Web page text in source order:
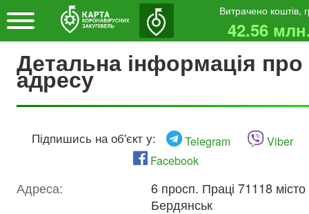
Витрачено коштів,
42.56
Детальна інформація про
адресу
Підпишись на об'єкт у: Telegram
Viber
Facebook
Адреса:
6 просп. Праці 71118 місто
Бердянськ